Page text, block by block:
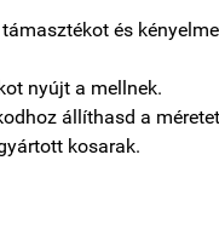
és
nyújt a mellnek.
állíthasd a
kosarak.